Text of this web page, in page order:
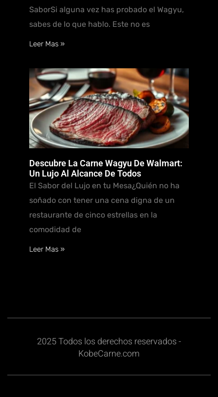
SaborSi alguna vez has probado el Wagyu,
sabes de lo que hablo. Este no es
Leer Mas »
Descubre La Carne Wagyu De Walmart:
Un Lujo Al Alcance De Todos
El Sabor del Lujo en tu Mesa¿Quién no ha
soñado con tener una cena digna de un
restaurante de cinco estrellas en la
comodidad de
Leer Mas »
2025 Todos los derechos reservados -
KobeCarne.com